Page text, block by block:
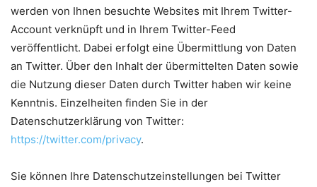
werden von Ihnen besuchte Websites mit Ihrem Twitter-
Account verknüpft und in Ihrem Twitter-Feed
veröffentlicht. Dabei erfolgt eine Übermittlung von Daten
an Twitter. Über den Inhalt der übermittelten Daten sowie
die Nutzung dieser Daten durch Twitter haben wir keine
Kenntnis. Einzelheiten finden Sie in der
Datenschutzerklärung von Twitter:
https://twitter.com/privacy.
Sie können Ihre Datenschutzeinstellungen bei Twitter